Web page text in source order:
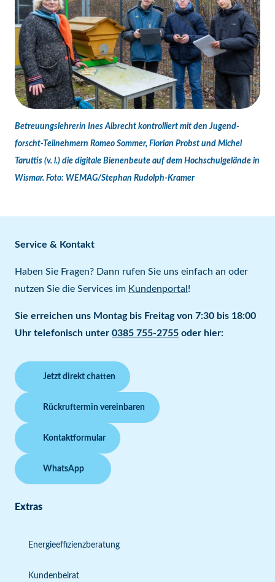
Betreuungslehrerin Ines Albrecht kontrolliert mit den Jugend-
forscht-Teilnehmern Romeo Sommer, Florian Probst und Michel
Taruttis (v. l.) die digitale Bienenbeute auf dem Hochschulgelände in
Wismar. Foto: WEMAG/Stephan Rudolph-Kramer
Service & Kontakt
Haben Sie Fragen? Dann rufen Sie uns einfach an oder
nutzen Sie die Services im Kundenportal !
Sie erreichen uns Montag bis Freitag von 7:30 bis 18:00
Uhr telefonisch unter 0385 755-2755 oder hier:
Jetzt direkt chatten
Rückruftermin vereinbaren
Kontaktformular
WhatsApp
Extras
Energieeffizienzberatung
Kundenbeirat